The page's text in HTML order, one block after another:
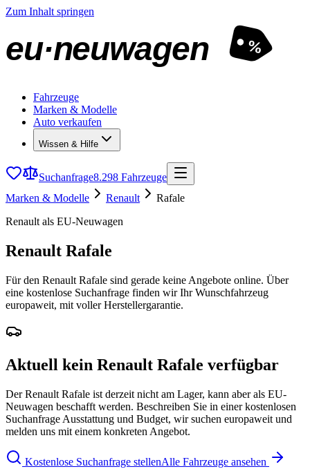
Zum Inhalt springen
eu·neuwagen %
Fahrzeuge
Marken & Modelle
Auto verkaufen
Wissen & Hilfe
Suchanfrage8.298 Fahrzeuge
Marken & Modelle
Renault
Rafale
Renault als EU-Neuwagen
Renault Rafale
Für den Renault Rafale sind gerade keine Angebote online. Über
eine kostenlose Suchanfrage finden wir Ihr Wunschfahrzeug
europaweit, mit voller Herstellergarantie.
Aktuell kein Renault Rafale verfügbar
Der Renault Rafale ist derzeit nicht am Lager, kann aber als EU-
Neuwagen beschafft werden. Beschreiben Sie in einer kostenlosen
Suchanfrage Ausstattung und Budget, wir suchen europaweit und
melden uns mit einem konkreten Angebot.
Kostenlose Suchanfrage stellenAlle Fahrzeuge ansehen